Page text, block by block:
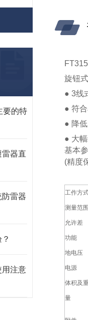
要的特
器直
防雷器
用注意
旋钮
● 3线
● 符
● 降
● 大
基本
(精度
工作方
测量范
允许差
功能
地电压
电源
体积及
量